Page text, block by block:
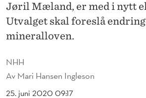
K
S
P
E
R
NHH
Av Mari Hansen Ingleson
25. juni 2020 09:17
Jøril Mæland, er med i nytt
Utvalget skal foreslå
mineralloven.